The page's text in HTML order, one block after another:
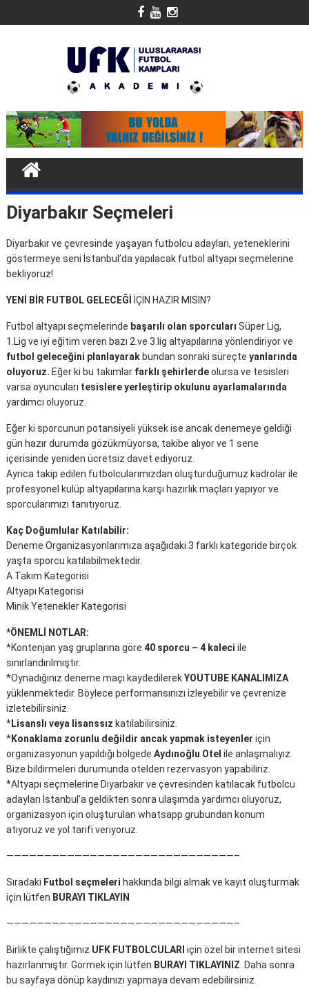
Diyarbakır Seçmeleri
Diyarbakır ve çevresinde yaşayan futbolcu adayları, yeteneklerini
göstermeye seni İstanbul’da yapılacak futbol altyapı seçmelerine
bekliyoruz!
YENİ BİR FUTBOL GELECEĞİ İÇİN HAZIR MISIN?
Futbol altyapı seçmelerinde başarılı olan sporcuları Süper Lig,
1.Lig ve iyi eğitim veren bazı 2.ve 3.lig altyapılarına yönlendiriyor ve
futbol geleceğini planlayarak bundan sonraki süreçteyanlarında
oluyoruz. Eğer ki bu takımlar farklı şehirlerdeolursa ve tesisleri
varsa oyuncuları tesislere yerleştirip okulunu ayarlamalarında
yardımcı oluyoruz.
Eğer ki sporcunun potansiyeli yüksek ise ancak denemeye geldiği
gün hazır durumda gözükmüyorsa, takibe alıyor ve 1 sene
içerisinde yeniden ücretsiz davet ediyoruz.
Ayrıca takip edilen futbolcularımızdan oluşturduğumuz kadrolar ile
profesyonel kulüp altyapılarına karşı hazırlık maçları yapıyor ve
sporcularımızı tanıtıyoruz.
Kaç Doğumlular Katılabilir:
Deneme Organizasyonlarımıza aşağıdaki 3 farklı kategoride birçok
yaşta sporcu katılabilmektedir.
A Takım Kategorisi
Altyapı Kategorisi
Minik Yetenekler Kategorisi
*ÖNEMLİ NOTLAR:
*Kontenjan yaş gruplarına göre40 sporcu – 4 kaleci ile
sınırlandırılmıştır.
*Oynadığınız deneme maçı kaydedilerekYOUTUBE KANALIMIZA
yüklenmektedir. Böylece performansınızı izleyebilir ve çevrenize
izletebilirsiniz.
*Lisanslı veya lisanssız katılabilirsiniz.
*Konaklama zorunlu değildir ancak yapmak isteyenler için
organizasyonun yapıldığı bölgedeAydınoğlu Otel ile anlaşmalıyız.
Bize bildirmeleri durumunda otelden rezervasyon yapabiliriz.
*Altyapı seçmelerine Diyarbakır ve çevresinden katılacak futbolcu
adayları İstanbul’a geldikten sonra ulaşımda yardımcı oluyoruz,
organizasyon için oluşturulan whatsapp grubundan konum
atıyoruz ve yol tarifi veriyoruz.
——————————————————————————————–
Sıradaki Futbol seçmeleri hakkında bilgi almak ve kayıt oluşturmak
için lütfen BURAYI TIKLAYIN
——————————————————————————————–
Birlikte çalıştığımız UFK FUTBOLCULARI için özel bir internet sitesi
hazırlanmıştır. Görmek için lütfen BURAYI TIKLAYINIZ . Daha sonra
bu sayfaya dönüp kaydınızı yapmaya devam edebilirsiniz.